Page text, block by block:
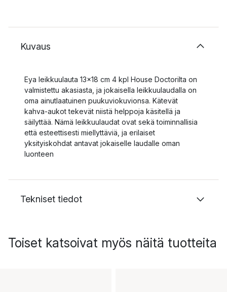
Kuvaus
Eya leikkuulauta 13x18 cm 4 kpl House Doctorilta on
valmistettu akasiasta, ja jokaisella leikkuulaudalla on
oma ainutlaatuinen puukuviokuvionsa. Kätevät
kahva-aukot tekevät niistä helppoja käsitellä ja
säilyttää. Nämä leikkuulaudat ovat sekä toiminnallisia
että esteettisesti miellyttäviä, ja erilaiset
yksityiskohdat antavat jokaiselle laudalle oman
luonteen
Tekniset tiedot
Toiset katsoivat myös näitä tuotteita